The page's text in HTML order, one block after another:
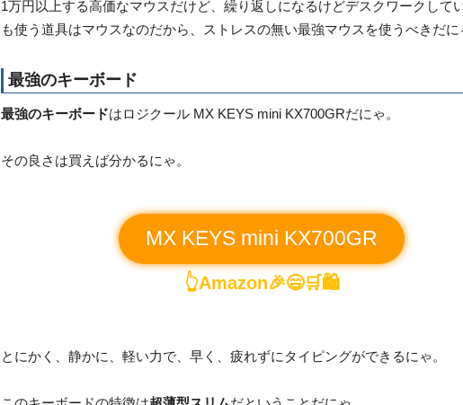
1万円以上する高価なマウスだけど、繰り返しになるけどデスクワークして
も使う道具はマウスなのだから、ストレスの無い最強マウスを使うべきだに
最強のキーボード
最強のキーボードはロジクール MX KEYS mini KX700GRだにゃ。
その良さは買えば分かるにゃ。
MX KEYS mini KX700GR
👆Amazon🎉😄🛒🛍️
とにかく、静かに、軽い力で、早く、疲れずにタイピングができるにゃ。